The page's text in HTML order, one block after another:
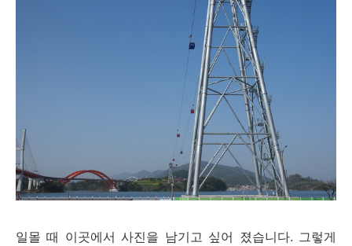
일몰 때 이곳에서 사진을 남기고 싶어 졌습니다. 그렇게